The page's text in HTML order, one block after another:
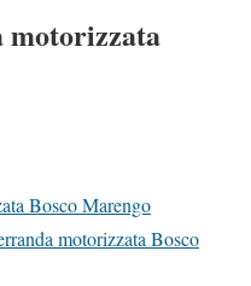
motorizzata
Bosco Marengo
motorizzata Bosco